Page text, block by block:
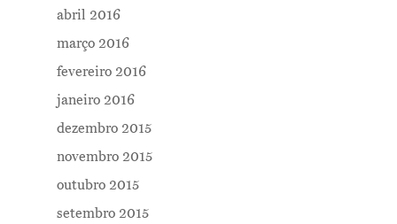
abril 2016
março 2016
fevereiro 2016
janeiro 2016
dezembro 2015
novembro 2015
outubro 2015
setembro 2015